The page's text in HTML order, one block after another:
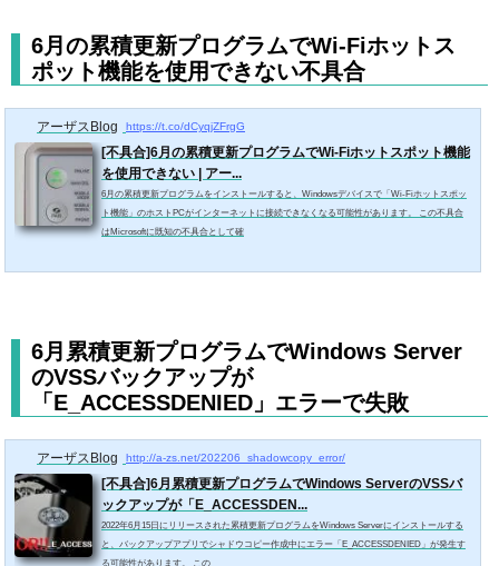
6月の累積更新プログラムでWi-Fiホットス
ポット機能を使用できない不具合
アーザスBlog https://t.co/dCyqjZFrgG
[不具合]6月の累積更新プログラムでWi-Fiホットスポット機能
を使用できない | アー...
6月の累積更新プログラムをインストールすると、Windowsデバイスで「Wi-Fiホットスポッ
ト機能」のホストPCがインターネットに接続できなくなる可能性があります。 この不具合
はMicrosoftに既知の不具合として確
6月累積更新プログラムでWindows Server
のVSSバックアップが
「E_ACCESSDENIED」エラーで失敗
アーザスBlog http://a-zs.net/202206_shadowcopy_error/
[不具合]6月累積更新プログラムでWindows ServerのVSSバ
ックアップが「E_ACCESSDEN...
2022年6月15日にリリースされた累積更新プログラムをWindows Serverにインストールする
と、バックアップアプリでシャドウコピー作成中にエラー「E_ACCESSDENIED」が発生す
る可能性があります。 この